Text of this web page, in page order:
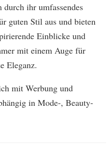
ihr umfassendes
guten Stil aus und bieten
Einblicke und
mit einem Auge für
Eleganz.
mit Werbung und
in Mode-, Beauty-